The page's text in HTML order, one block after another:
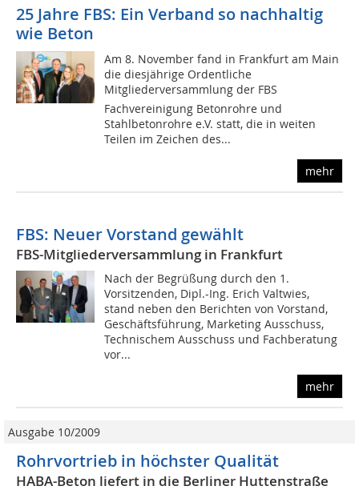
25 Jahre FBS: Ein Verband so nachhaltig
wie Beton
Am 8. November fand in Frankfurt am Main
die diesjährige Ordentliche
Mitgliederversammlung der FBS 
Fachvereinigung Betonrohre und
Stahlbetonrohre e.V. statt, die in weiten
Teilen im Zeichen des...
mehr
FBS: Neuer Vorstand gewählt
FBS-Mitgliederversammlung in Frankfurt
Nach der Begrüßung durch den 1.
Vorsitzenden, Dipl.-Ing. Erich Valtwies,
stand neben den Berichten von Vorstand,
Geschäftsführung, Marketing Ausschuss,
Technischem Ausschuss und Fachberatung
vor...
mehr
Ausgabe 10/2009
Rohrvortrieb in höchster Qualität
HABA-Beton liefert in die Berliner Huttenstraße